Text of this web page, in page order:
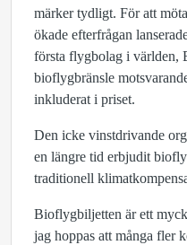
märker tydligt. För att
ökade efterfrågan
första flygbolag i världen,
bioflygbränsle
inkluderat i priset.
Den icke vinstdrivande
en längre tid erbjudit
traditionell
Bioflygbiljetten är ett
jag hoppas att många fler